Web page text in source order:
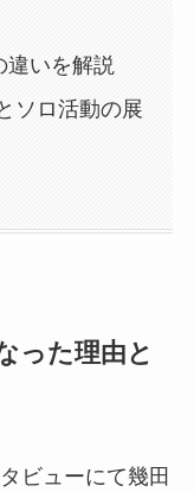
違いを解説
ソロ活動の展
った理由と
ビューにて幾田